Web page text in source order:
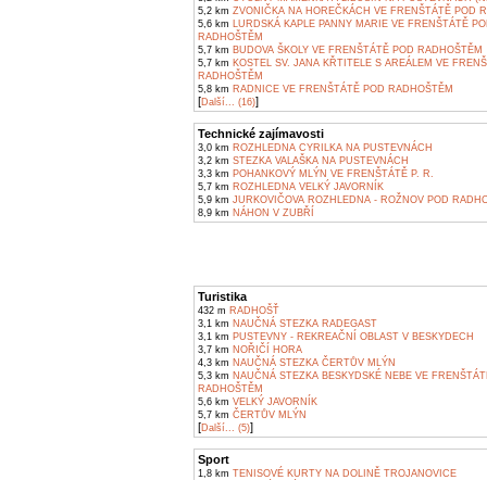
5,2 km ZVONIČKA NA HOREČKÁCH VE FRENŠTÁTĚ POD
5,6 km LURDSKÁ KAPLE PANNY MARIE VE FRENŠTÁTĚ
RADHOŠTĚM
5,7 km BUDOVA ŠKOLY VE FRENŠTÁTĚ POD RADHOŠTĚM
5,7 km KOSTEL SV. JANA KŘTITELE S AREÁLEM VE
RADHOŠTĚM
5,8 km RADNICE VE FRENŠTÁTĚ POD RADHOŠTĚM
[Další... (16)]
Technické zajímavosti
3,0 km ROZHLEDNA CYRILKA NA PUSTEVNÁCH
3,2 km STEZKA VALAŠKA NA PUSTEVNÁCH
3,3 km POHANKOVÝ MLÝN VE FRENŠTÁTĚ P. R.
5,7 km ROZHLEDNA VELKÝ JAVORNÍK
5,9 km JURKOVIČOVA ROZHLEDNA - ROŽNOV POD
8,9 km NÁHON V ZUBŘÍ
Turistika
432 m RADHOŠŤ
3,1 km NAUČNÁ STEZKA RADEGAST
3,1 km PUSTEVNY - REKREAČNÍ OBLAST V BESKYDECH
3,7 km NOŘIČÍ HORA
4,3 km NAUČNÁ STEZKA ČERTŮV MLÝN
5,3 km NAUČNÁ STEZKA BESKYDSKÉ NEBE VE
RADHOŠTĚM
5,6 km VELKÝ JAVORNÍK
5,7 km ČERTŮV MLÝN
[Další... (5)]
Sport
1,8 km TENISOVÉ KURTY NA DOLINĚ TROJANOVICE